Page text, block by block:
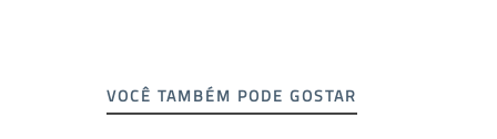
VOCÊ TAMBÉM PODE GOSTAR